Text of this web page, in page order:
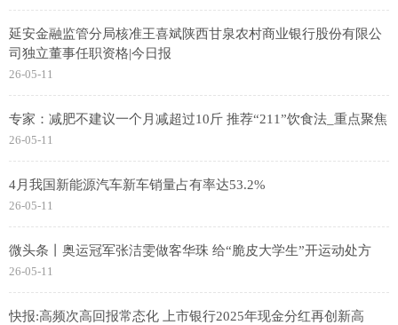
延安金融监管分局核准王喜斌陕西甘泉农村商业银行股份有限公
司独立董事任职资格|今日报
26-05-11
专家：减肥不建议一个月减超过10斤 推荐“211”饮食法_重点聚焦
26-05-11
4月我国新能源汽车新车销量占有率达53.2%
26-05-11
微头条丨奥运冠军张洁雯做客华珠 给“脆皮大学生”开运动处方
26-05-11
快报:高频次高回报常态化 上市银行2025年现金分红再创新高